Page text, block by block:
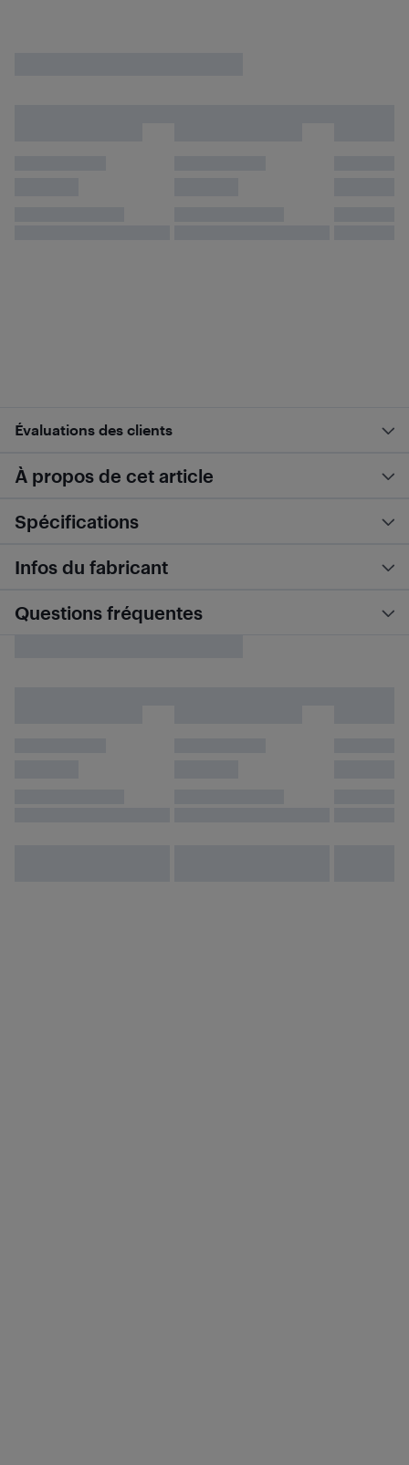
Évaluations des clients
À propos de cet article
Spécifications
Infos du fabricant
Questions fréquentes